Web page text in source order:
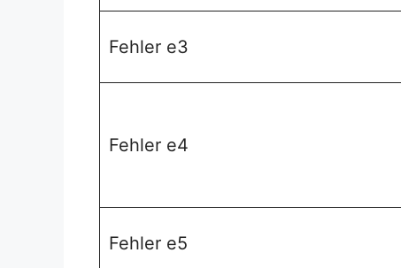
Fehler e3
Fehler e4
Fehler e5